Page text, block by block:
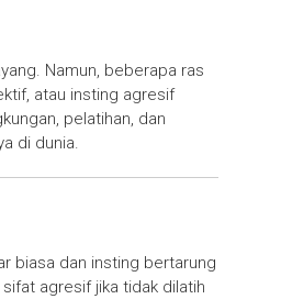
Namun, beberapa ras
atau insting agresif
pelatihan, dan
di dunia.
biasa dan insting bertarung
agresif jika tidak dilatih